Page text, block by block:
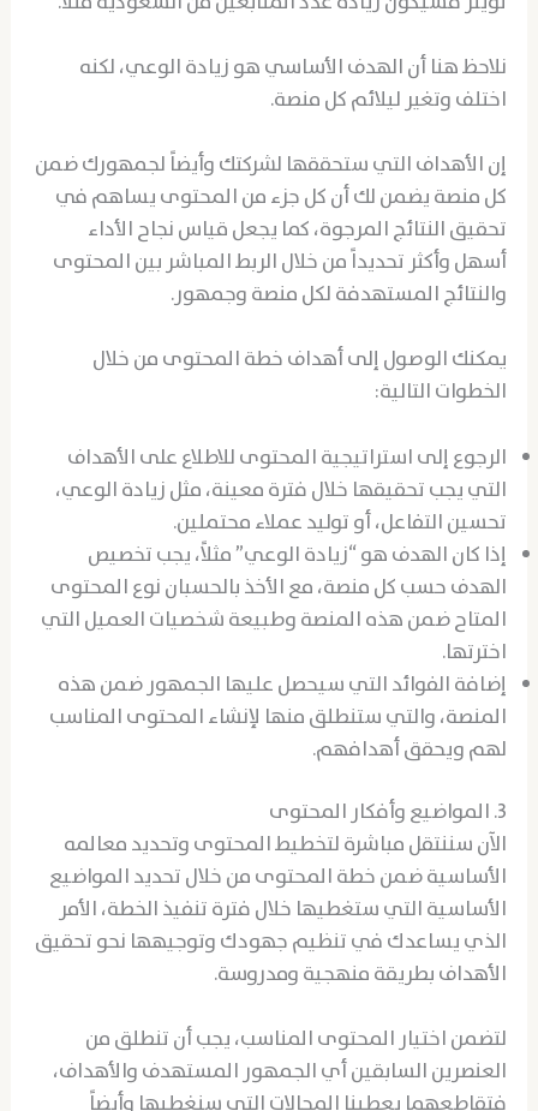
نلاحظ هنا أن الهدف الأساسي هو زيادة الوعي، لكنه
اختلف وتغير ليلائم كل منصة.
إن الأهداف التي ستحققها لشركتك وأيضاً لجمهورك ضمن
كل منصة يضمن لك أن كل جزء من المحتوى يساهم في
تحقيق النتائج المرجوة، كما يجعل قياس نجاح الأداء
أسهل وأكثر تحديداً من خلال الربط المباشر بين المحتوى
والنتائج المستهدفة لكل منصة وجمهور.
يمكنك الوصول إلى أهداف خطة المحتوى من خلال
الخطوات التالية:
الرجوع إلى استراتيجية المحتوى للاطلاع على الأهداف
التي يجب تحقيقها خلال فترة معينة، مثل زيادة الوعي،
تحسين التفاعل، أو توليد عملاء محتملين.
إذا كان الهدف هو “زيادة الوعي” مثلاً، يجب تخصيص
الهدف حسب كل منصة، مع الأخذ بالحسبان نوع المحتوى
المتاح ضمن هذه المنصة وطبيعة شخصيات العميل التي
اخترتها.
إضافة الفوائد التي سيحصل عليها الجمهور ضمن هذه
المنصة، والتي ستنطلق منها لإنشاء المحتوى المناسب
لهم ويحقق أهدافهم.
3. المواضيع وأفكار المحتوى
الآن سننتقل مباشرة لتخطيط المحتوى وتحديد معالمه
الأساسية ضمن خطة المحتوى من خلال تحديد المواضيع
الأساسية التي ستغطيها خلال فترة تنفيذ الخطة، الأمر
الذي يساعدك في تنظيم جهودك وتوجيهها نحو تحقيق
الأهداف بطريقة منهجية ومدروسة.
لتضمن اختيار المحتوى المناسب، يجب أن تنطلق من
العنصرين السابقين أي الجمهور المستهدف والأهداف،